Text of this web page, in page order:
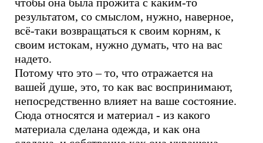
результатом, со смыслом, нужно, наверное,
всё-таки возвращаться к своим корням, к
своим истокам, нужно думать, что на вас
надето.
Потому что это – то, что отражается на
вашей душе, это, то как вас воспринимают,
непосредственно влияет на ваше состояние.
Сюда относятся и материал - из какого
материала сделана одежда, и как она